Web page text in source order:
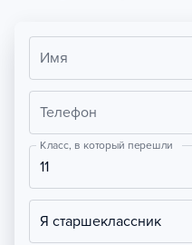
Имя
Телефон
Класс, в который перешли
11
Я старшеклассник